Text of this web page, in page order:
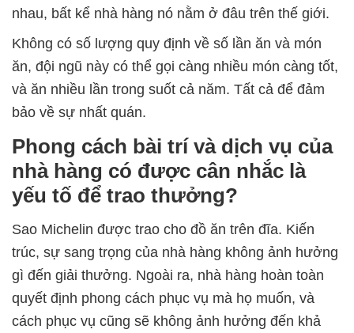
nhau, bất kể nhà hàng nó nằm ở đâu trên thế giới.
Không có số lượng quy định về số lần ăn và món
ăn, đội ngũ này có thể gọi càng nhiều món càng tốt,
và ăn nhiều lần trong suốt cả năm. Tất cả để đảm
bảo về sự nhất quán.
Phong cách bài trí và dịch vụ của
nhà hàng có được cân nhắc là
yếu tố để trao thưởng?
Sao Michelin được trao cho đồ ăn trên đĩa. Kiến
trúc, sự sang trọng của nhà hàng không ảnh hưởng
gì đến giải thưởng. Ngoài ra, nhà hàng hoàn toàn
quyết định phong cách phục vụ mà họ muốn, và
cách phục vụ cũng sẽ không ảnh hưởng đến khả